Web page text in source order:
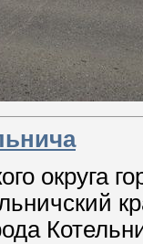
округа